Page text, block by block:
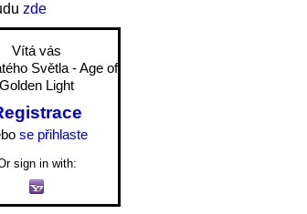
zde
Vítá vás
Světla - Age of
Golden Light
se přihlaste
sign in with: